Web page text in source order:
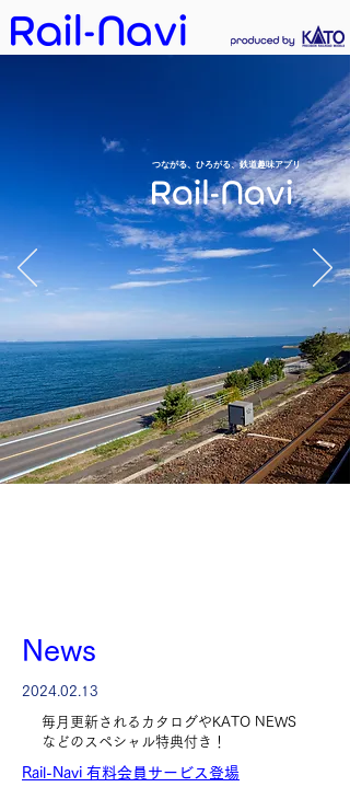
​つながる、ひろがる、鉄道趣味アプリ
ダウンロード
News
2024.02.13
​毎月更新されるカタログやKATO NEWS
などのスペシャル特典付き！
Rail-Navi 有料会員サービス登場